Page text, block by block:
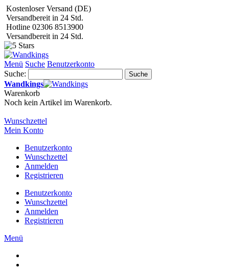
Kostenloser Versand (DE)
Versandbereit in 24 Std.
Hotline 02306 8513900
Versandbereit in 24 Std.
Menü Suche Benutzerkonto
Suche:
Suche
Wandkings
Warenkorb
Noch kein Artikel im Warenkorb.
Wunschzettel
Mein Konto
Benutzerkonto
Wunschzettel
Anmelden
Registrieren
Benutzerkonto
Wunschzettel
Anmelden
Registrieren
Menü